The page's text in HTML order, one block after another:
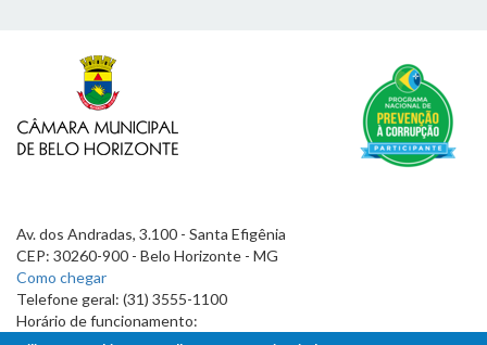
Av. dos Andradas, 3.100 - Santa Efigênia
CEP: 30260-900 - Belo Horizonte - MG
Como chegar
Telefone geral: (31) 3555-1100
Horário de funcionamento: